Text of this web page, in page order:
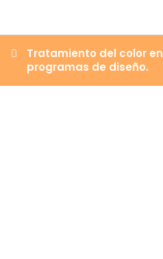
Tratamiento del color en
programas de diseño.